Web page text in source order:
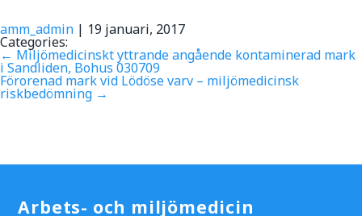
amm_admin | 19 januari, 2017
Categories:
← Miljömedicinskt yttrande angående kontaminerad mark
i Sandliden, Bohus 030709
Förorenad mark vid Lödöse varv – miljömedicinsk
riskbedömning →
Arbets- och miljömedicin